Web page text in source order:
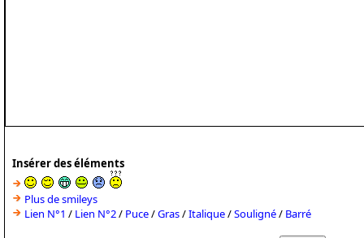
Insérer des éléments
Plus de smileys
Lien N°1 / Lien N°2/ Puce/Gras/Italique/Souligné/ Barré